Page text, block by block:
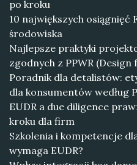
po kroku
10 największych osiągnięć
środowiska
Najlepsze praktyki
zgodnych z PPWR (Design
Poradnik dla detalistów:
dla konsumentów według
EUDR a due diligence
kroku dla firm
Szkolenia i kompetencje
wymaga EUDR?